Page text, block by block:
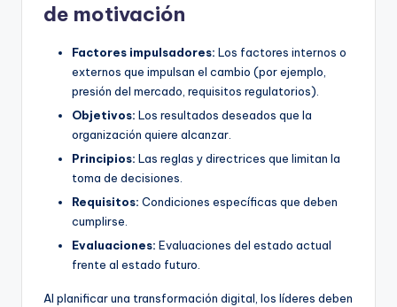
de motivación
Factores impulsadores: Los factores internos o
externos que impulsan el cambio (por ejemplo,
presión del mercado, requisitos regulatorios).
Objetivos: Los resultados deseados que la
organización quiere alcanzar.
Principios: Las reglas y directrices que limitan la
toma de decisiones.
Requisitos: Condiciones específicas que deben
cumplirse.
Evaluaciones: Evaluaciones del estado actual
frente al estado futuro.
Al planificar una transformación digital, los líderes deben